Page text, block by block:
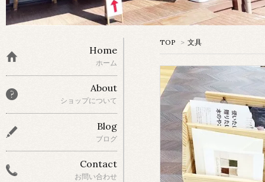
TOP > 文具
Home
ホーム
About
ショップについて
Blog
ブログ
Contact
お問い合わせ